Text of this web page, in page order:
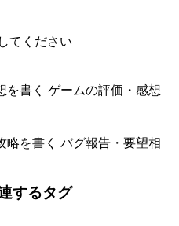
てください
を書く ゲームの評価・感想
略を書く バグ報告・要望相
するタグ